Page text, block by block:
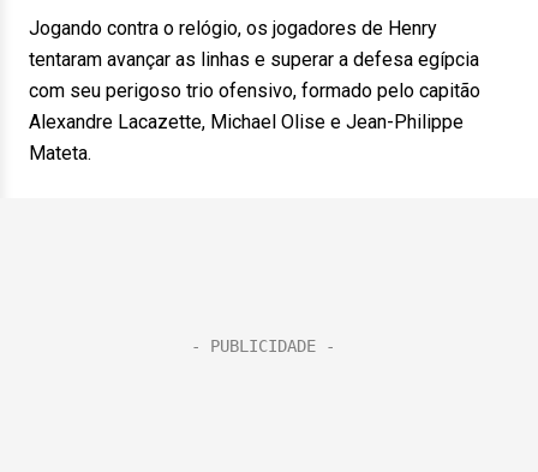
Jogando contra o relógio, os jogadores de Henry
tentaram avançar as linhas e superar a defesa egípcia
com seu perigoso trio ofensivo, formado pelo capitão
Alexandre Lacazette, Michael Olise e Jean-Philippe
Mateta.